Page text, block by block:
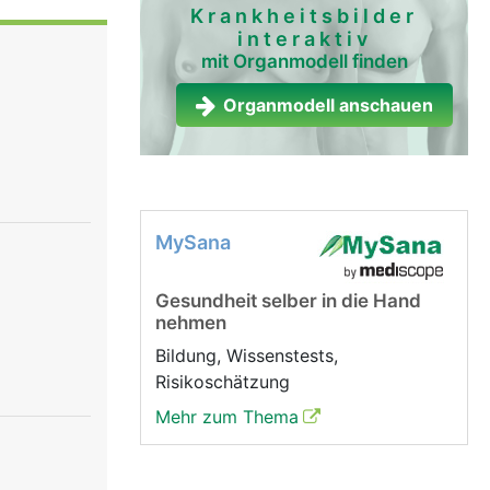
Krankheitsbilder
interaktiv
mit Organmodell finden
Organmodell anschauen
MySana
Gesundheit selber in die Hand
nehmen
Bildung, Wissenstests,
Risikoschätzung
Mehr zum Thema